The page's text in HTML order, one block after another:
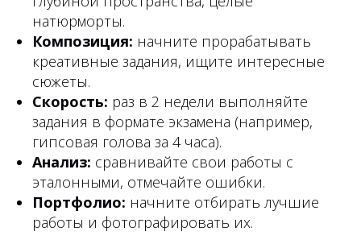
натюрморты.
Композиция: начните прорабатывать
креативные задания, ищите интересные
сюжеты.
Скорость: раз в 2 недели выполняйте
задания в формате экзамена (например,
гипсовая голова за 4 часа).
Анализ: сравнивайте свои работы с
эталонными, отмечайте ошибки.
Портфолио: начните отбирать лучшие
работы и фотографировать их.